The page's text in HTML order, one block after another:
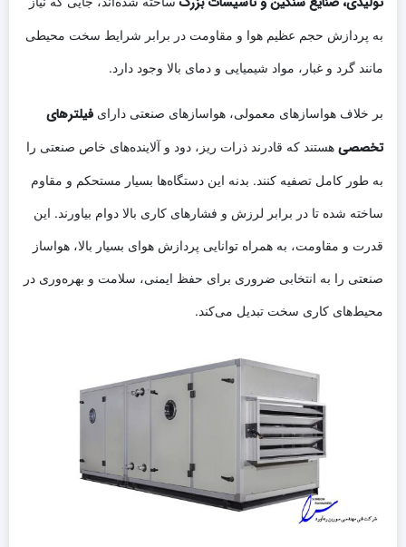
به پردازش حجم عظیم هوا و مقاومت در برابر شرایط سخت محیطی
مانند گرد و غبار، مواد شیمیایی و دمای بالا وجود دارد.
بر خلاف هواسازهای معمولی، هواسازهای صنعتی دارای فیلترهای
تخصصی هستند که قادرند ذرات ریز، دود و آلاینده‌های خاص صنعتی را
به طور کامل تصفیه کنند. بدنه این دستگاه‌ها بسیار مستحکم و مقاوم
ساخته شده تا در برابر لرزش و فشارهای کاری بالا دوام بیاورند. این
قدرت و مقاومت، به همراه توانایی پردازش هوای بسیار بالا، هواساز
صنعتی را به انتخابی ضروری برای حفظ ایمنی، سلامت و بهره‌وری در
محیط‌های کاری سخت تبدیل می‌کند.